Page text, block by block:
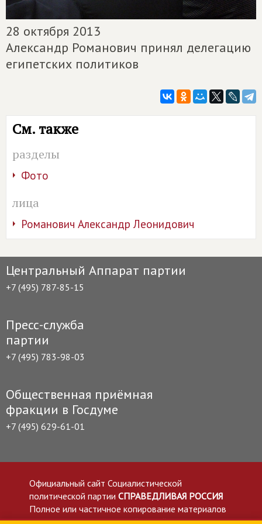
28 октября 2013
Александр Романович принял делегацию
египетских политиков
См. также
разделы
Фото
лица
Романович Александр Леонидович
Центральный Аппарат партии
+7 (495) 787-85-15
Пресс-служба
партии
+7 (495) 783-98-03
Общественная приёмная
фракции в Госдуме
+7 (495) 629-61-01
Официальный сайт Социалистической
политической партии СПРАВЕДЛИВАЯ РОССИЯ
Полное или частичное копирование материалов
приветствуется со ссылкой на сайт spravedlivo.ru